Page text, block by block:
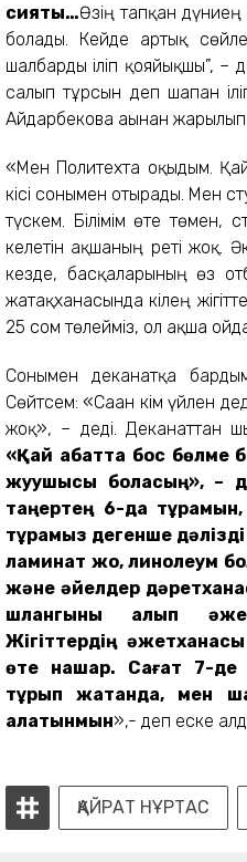
сияқты…Өзің тапқан
болады. Кейде артық
шалбарды іліп қояйықшы”, –
салып тұрсын деп шапан
Айдарбекова ағынан жарылып.
«Мен Политехта оқыдым.
кісі сонымен отырады. Мен
түскем. Білімім өте төмен,
келетін ақшаның реті жоқ.
кезде, басқаларының өз
жатақханасында кілең
25 сом төлейміз, ол ақша
Сонымен деканатқа
Сөйтсем: «Саған кім үйлен
жоқ», – деді. Деканаттан
«Қай қабатта бос бөлме
жуушысы боласың», –
таңертең 6-да тұрамын,
тұрамыз дегенше
ламинат жоқ, линолеум
және әйелдер
шлангыны алып
Жігіттердің
өте нашар. Сағат 7-де
тұрып жатқанда, мен
қалатынмын»,- деп еске
ҚАЙРАТ НҰРТАС